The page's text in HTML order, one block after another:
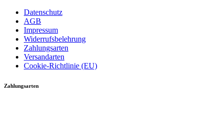
Datenschutz
AGB
Impressum
Widerrufsbelehrung
Zahlungsarten
Versandarten
Cookie-Richtlinie (EU)
Zahlungsarten